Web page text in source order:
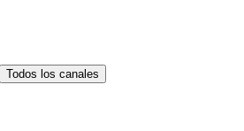
Todos los canales